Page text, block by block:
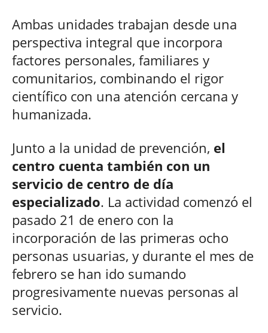
Ambas unidades trabajan desde una
perspectiva integral que incorpora
factores personales, familiares y
comunitarios, combinando el rigor
científico con una atención cercana y
humanizada.
Junto a la unidad de prevención, el
centro cuenta también con un
servicio de centro de día
especializado. La actividad comenzó el
pasado 21 de enero con la
incorporación de las primeras ocho
personas usuarias, y durante el mes de
febrero se han ido sumando
progresivamente nuevas personas al
servicio.